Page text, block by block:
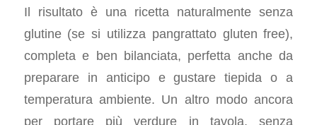
Il risultato è una ricetta naturalmente senza
glutine (se si utilizza pangrattato gluten free),
completa e ben bilanciata, perfetta anche da
preparare in anticipo e gustare tiepida o a
temperatura ambiente. Un altro modo ancora
per portare più verdure in tavola, senza